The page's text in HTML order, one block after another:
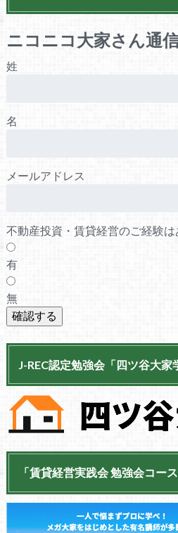
ニコニコ大家さん通
姓
名
メールアドレス
不動産投資・賃貸経営のご経験は
有
無
J-REC認定勉強会「四ツ谷大家
「賃貸経営実践会 勉強会コー